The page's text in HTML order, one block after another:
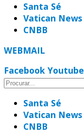
Santa Sé
Vatican News
CNBB
WEBMAIL
Facebook Youtube
Santa Sé
Vatican News
CNBB